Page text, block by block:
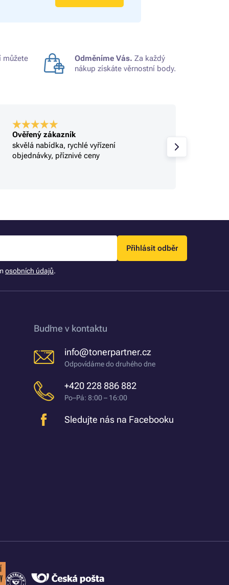
můžete
Odměníme Vás. Za každý
nákup získáte věrnostní body.
Ověřený zákazník
skvělá nabídka, rychlé vyřízení
objednávky, příznivé ceny
Přihlásit odběr
osobních údajů.
Buďme v kontaktu
info@tonerpartner.cz
Odpovídáme do druhého dne
+420 228 886 882
Po–Pá: 8:00 – 16:00
Sledujte nás na Facebooku